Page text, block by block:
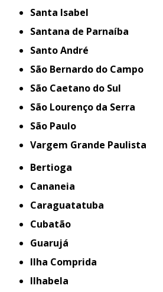
Santa Isabel
Santana de Parnaíba
Santo André
São Bernardo do Campo
São Caetano do Sul
São Lourenço da Serra
São Paulo
Vargem Grande Paulista
Bertioga
Cananeia
Caraguatatuba
Cubatão
Guarujá
Ilha Comprida
Ilhabela